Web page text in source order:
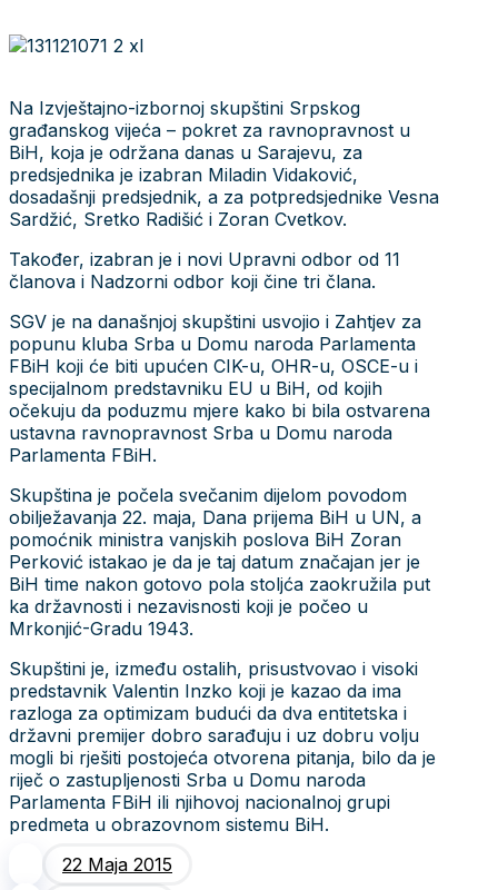
Na Izvještajno-izbornoj skupštini Srpskog
građanskog vijeća – pokret za ravnopravnost u
BiH, koja je održana danas u Sarajevu, za
predsjednika je izabran Miladin Vidaković,
dosadašnji predsjednik, a za potpredsjednike Vesna
Sardžić, Sretko Radišić i Zoran Cvetkov.
Također, izabran je i novi Upravni odbor od 11
članova i Nadzorni odbor koji čine tri člana.
SGV je na današnjoj skupštini usvojio i Zahtjev za
popunu kluba Srba u Domu naroda Parlamenta
FBiH koji će biti upućen CIK-u, OHR-u, OSCE-u i
specijalnom predstavniku EU u BiH, od kojih
očekuju da poduzmu mjere kako bi bila ostvarena
ustavna ravnopravnost Srba u Domu naroda
Parlamenta FBiH.
Skupština je počela svečanim dijelom povodom
obilježavanja 22. maja, Dana prijema BiH u UN, a
pomoćnik ministra vanjskih poslova BiH Zoran
Perković istakao je da je taj datum značajan jer je
BiH time nakon gotovo pola stoljća zaokružila put
ka državnosti i nezavisnosti koji je počeo u
Mrkonjić-Gradu 1943.
Skupštini je, između ostalih, prisustvovao i visoki
predstavnik Valentin Inzko koji je kazao da ima
razloga za optimizam budući da dva entitetska i
državni premijer dobro sarađuju i uz dobru volju
mogli bi rješiti postojeća otvorena pitanja, bilo da je
riječ o zastupljenosti Srba u Domu naroda
Parlamenta FBiH ili njihovoj nacionalnoj grupi
predmeta u obrazovnom sistemu BiH.
22 Maja 2015